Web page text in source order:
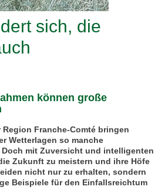
sich, die
können große
Franche-Comté bringen
Wetterlagen so manche
mit Zuversicht und intelligenten
Zukunft zu meistern und ihre Höfe
nicht nur zu erhalten, sondern
Beispiele für den Einfallsreichtum